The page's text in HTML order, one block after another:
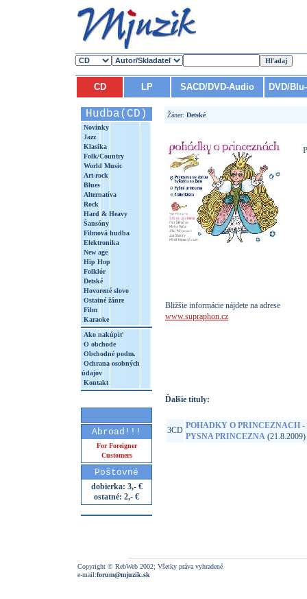
CD LP SACD/DVD-Audio DVD/
Hudba(CD)
Novinky
Jazz
Klasika
Folk/Country
World Music
Art-rock
Blues
Alternatíva
Rock
Hard & Heavy
Šansóny
Filmová hudba
Elektronika
New age
Hip Hop
Folklór
Detské
Hovorené slovo
Ostatné žánre
Film
Karaoke
Ako nakúpiť
O obchode
Obchodné podm.
Ochrana osobných
údajov
Kontakt
Abroad!!!
For Foreigner
Customers
Poštovné
dobierka: 3,- €
ostatné: 2,- €
Žáner: Detské
Bližšie informácie nájdete na adrese
www.supraphon.cz
Ďalšie tituly:
3CD POHADKY O PRINCEZNACH
PYSNA PRINCEZNA (21.8.2009)
Copyright © RebWeb 2002; Všetky práva vyhradené
e-mail:forum@mjuzik.sk